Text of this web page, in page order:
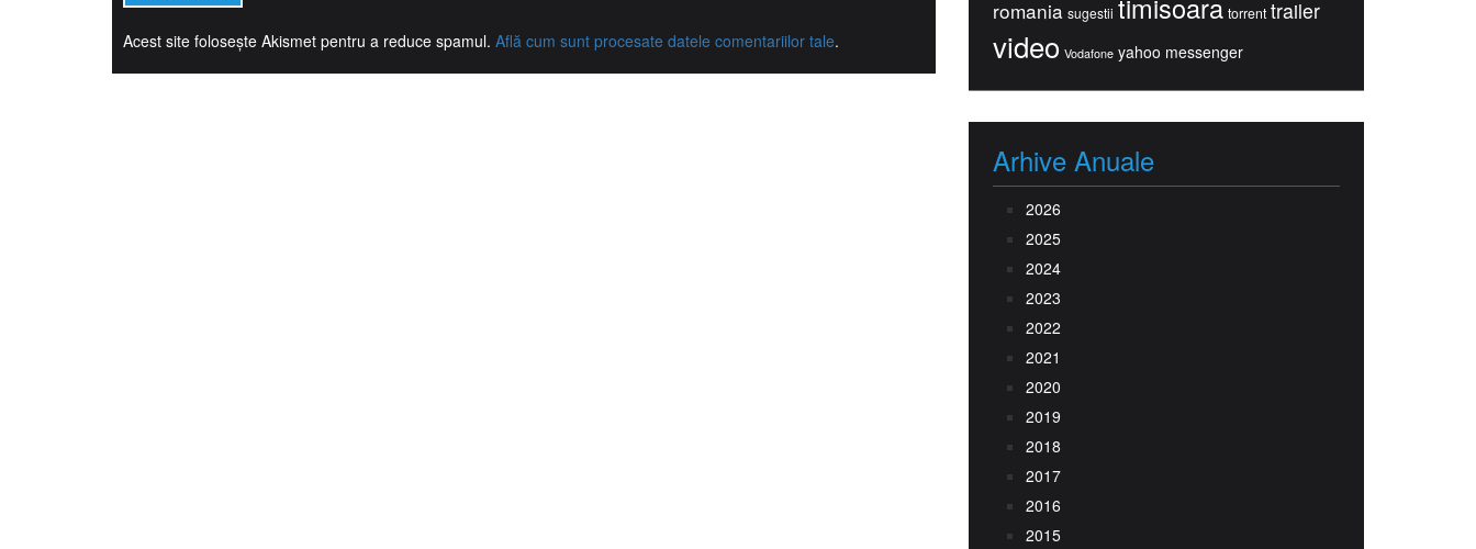
Acest site folosește Akismet pentru a reduce spamul. Află cum sunt procesate datele comentariilor tale.
romania sugestii timisoara torrent trailer
video Vodafone yahoo messenger
Arhive Anuale
2026
2025
2024
2023
2022
2021
2020
2019
2018
2017
2016
2015